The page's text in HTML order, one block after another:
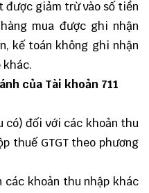
được giảm trừ vào số tiền
mua được ghi nhận
kế toán không ghi nhận
khác.
của Tài khoản 711
có) đối với các khoản thu
thuế GTGT theo phương
các khoản thu nhập khác